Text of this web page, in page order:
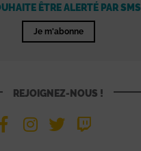
ÊTRE ALERTÉ PAR SMS
Je m'abonne
REJOIGNEZ-NOUS !